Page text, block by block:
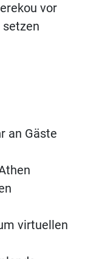
vor
an Gäste
virtuellen